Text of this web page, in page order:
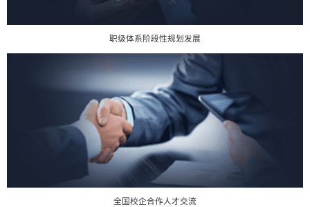
职级体系阶段性规划发展
全国校企合作人才交流